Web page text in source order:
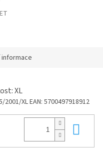
XL
2001/XLEAN: 5700497918912